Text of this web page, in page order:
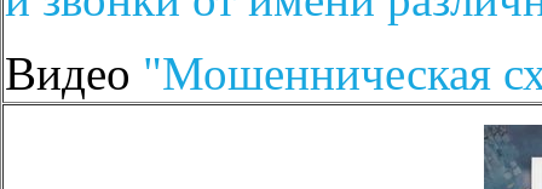
Видео "Мошенническая